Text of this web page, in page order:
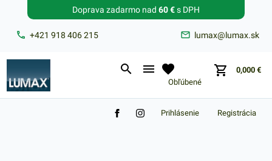
+421 918 406 215 lumax@lumax.sk
Doprava zadarmo nad 60 €s DPH
Obľúbené
0,000 €
Zabudnuté heslo?
Registrácia
Prihlásenie